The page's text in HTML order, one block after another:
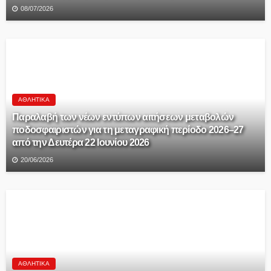
08/07/2026
ΑΘΛΗΤΙΚΆ
Παραλαβή των νέων εντύπων αιτήσεων μεταβολών
ποδοσφαιριστών για τη μεταγραφική περίοδο 2026–27
από την Δευτέρα 22 Ιουνίου 2026
20/06/2026
ΑΘΛΗΤΙΚΆ